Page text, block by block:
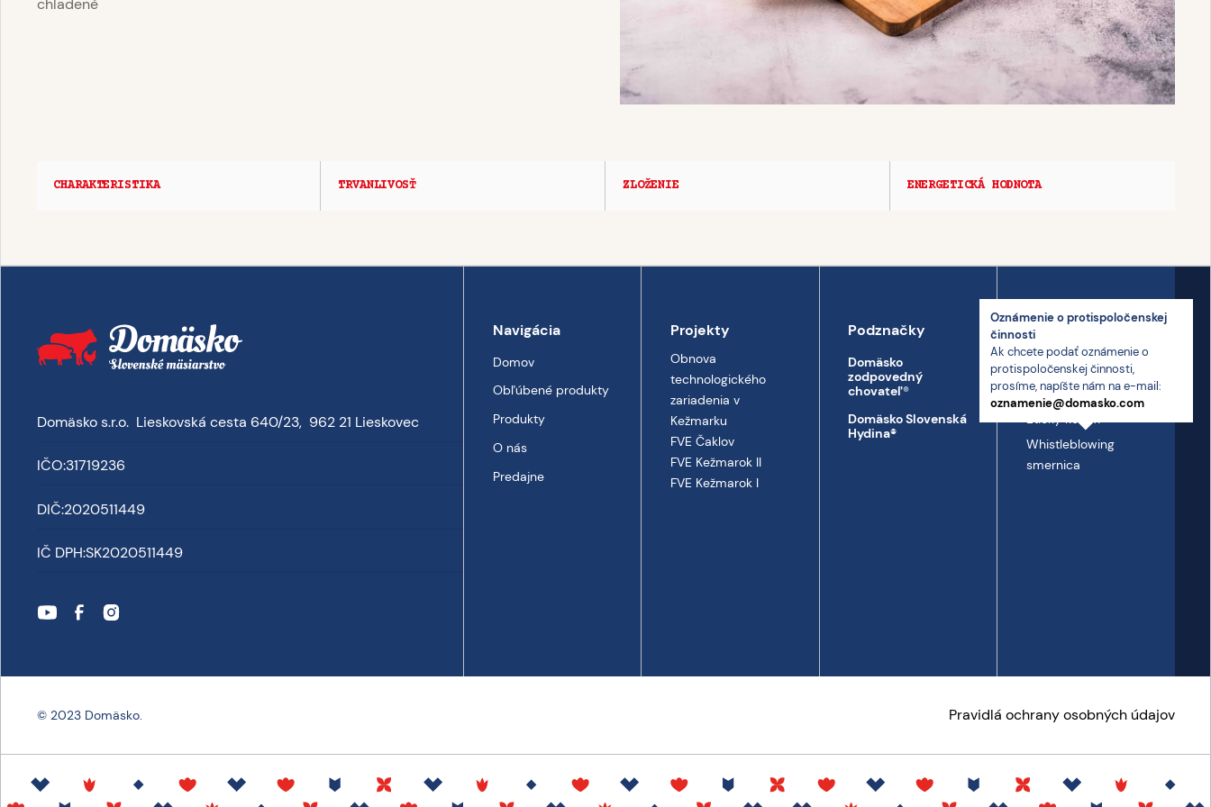
chladené
CHARAKTERISTIKA TRVANLIVOSŤ ZLOŽENIE ENERGETICKÁ HODNOTA
Domäsko s.r.o. Lieskovská cesta 640/23, 962 21 Lieskovec
IČO:31719236
DIČ:2020511449
IČ DPH:SK2020511449
Navigácia
Domov
Obľúbené produkty
Produkty
O nás
Predajne
Projekty
Obnova
technologického
zariadenia v
Kežmarku
FVE Čaklov
FVE Kežmarok II
FVE Kežmarok I
Podznačky
Domäsko
zodpovedný
chovateľ®
Domäsko Slovenská
Hydina®
Kontakt
Kontakt
Prepravný poriadok
Etický kódex
Oznámenie o proti­spoločenskej
činnosti
Ak chcete podať oznámenie o
proti­spoločenskej činnosti,
prosíme, napíšte nám na e-mail:
oznamenie@domasko.com
Whistleblowing
smernica
© 2023 Domäsko. Pravidlá ochrany osobných údajov